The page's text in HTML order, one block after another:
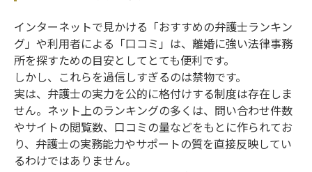
インターネットで見かける「おすすめの弁護士ランキン
グ」や利用者による「口コミ」は、離婚に強い法律事務
所を探すための目安としてとても便利です。
しかし、これらを過信しすぎるのは禁物です。
実は、弁護士の実力を公的に格付けする制度は存在しま
せん。ネット上のランキングの多くは、問い合わせ件数
やサイトの閲覧数、口コミの量などをもとに作られてお
り、弁護士の実務能力やサポートの質を直接反映してい
るわけではありません。